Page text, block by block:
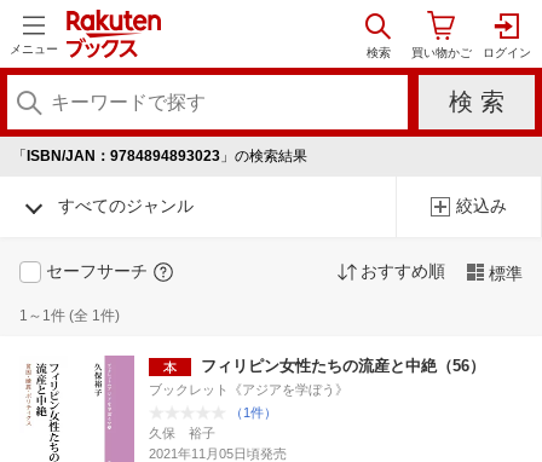
メニュー
「 ISBN/JAN：9784894893023 」の検索結果
すべてのジャンル 絞込み
セーフサーチ おすすめ順 標準
1～1件 (全 1件)
フィリピン女性たちの流産と中絶（56）
ブックレット《アジアを学ぼう》
（1件）
久保 裕子
2021年11月05日頃発売